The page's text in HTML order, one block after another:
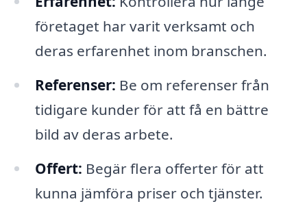
företaget har varit verksamt och
deras erfarenhet inom branschen.
Referenser: Be om referenser från
tidigare kunder för att få en bättre
bild av deras arbete.
Offert: Begär flera offerter för att
kunna jämföra priser och tjänster.